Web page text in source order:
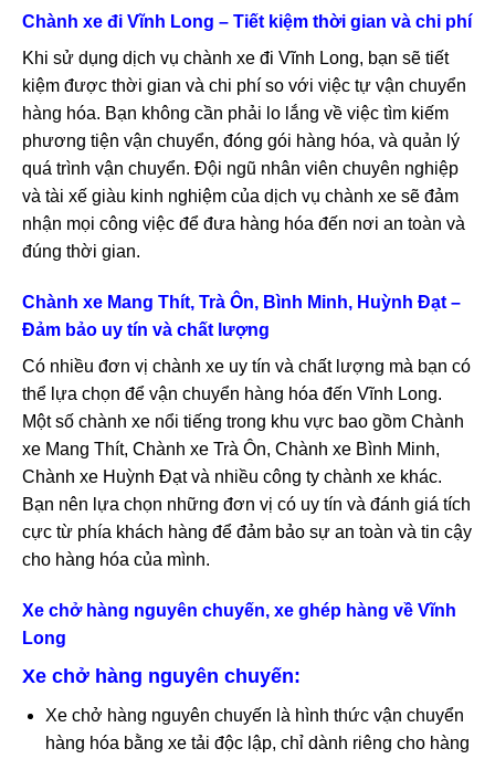
Chành xe đi Vĩnh Long – Tiết kiệm thời gian và chi phí
Khi sử dụng dịch vụ chành xe đi Vĩnh Long, bạn sẽ tiết
kiệm được thời gian và chi phí so với việc tự vận chuyển
hàng hóa. Bạn không cần phải lo lắng về việc tìm kiếm
phương tiện vận chuyển, đóng gói hàng hóa, và quản lý
quá trình vận chuyển. Đội ngũ nhân viên chuyên nghiệp
và tài xế giàu kinh nghiệm của dịch vụ chành xe sẽ đảm
nhận mọi công việc để đưa hàng hóa đến nơi an toàn và
đúng thời gian.
Chành xe Mang Thít, Trà Ôn, Bình Minh, Huỳnh Đạt –
Đảm bảo uy tín và chất lượng
Có nhiều đơn vị chành xe uy tín và chất lượng mà bạn có
thể lựa chọn để vận chuyển hàng hóa đến Vĩnh Long.
Một số chành xe nổi tiếng trong khu vực bao gồm Chành
xe Mang Thít, Chành xe Trà Ôn, Chành xe Bình Minh,
Chành xe Huỳnh Đạt và nhiều công ty chành xe khác.
Bạn nên lựa chọn những đơn vị có uy tín và đánh giá tích
cực từ phía khách hàng để đảm bảo sự an toàn và tin cậy
cho hàng hóa của mình.
Xe chở hàng nguyên chuyến, xe ghép hàng về Vĩnh
Long
Xe chở hàng nguyên chuyến:
Xe chở hàng nguyên chuyến là hình thức vận chuyển
hàng hóa bằng xe tải độc lập, chỉ dành riêng cho hàng